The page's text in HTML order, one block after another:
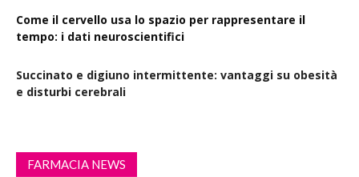
Come il cervello usa lo spazio per rappresentare il
tempo: i dati neuroscientifici
Succinato e digiuno intermittente: vantaggi su obesità
e disturbi cerebrali
FARMACIA NEWS